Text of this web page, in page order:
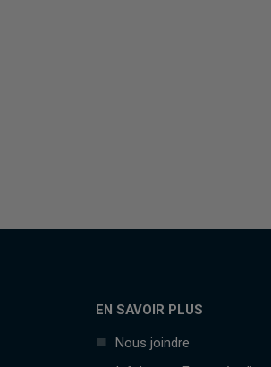
EN SAVOIR PLUS
Nous joindre